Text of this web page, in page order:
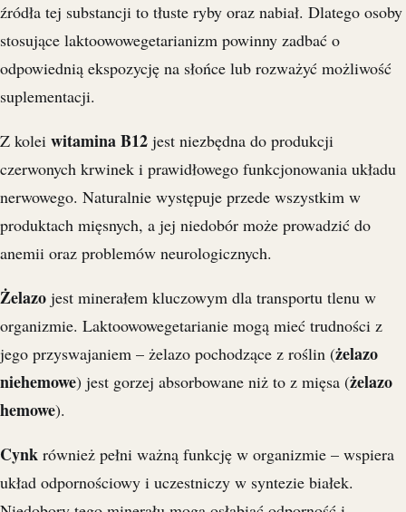
źródła tej substancji to tłuste ryby oraz nabiał. Dlatego osoby
stosujące laktoowowegetarianizm powinny zadbać o
odpowiednią ekspozycję na słońce lub rozważyć możliwość
suplementacji.
Z kolei witamina B12 jest niezbędna do produkcji
czerwonych krwinek i prawidłowego funkcjonowania układu
nerwowego. Naturalnie występuje przede wszystkim w
produktach mięsnych, a jej niedobór może prowadzić do
anemii oraz problemów neurologicznych.
Żelazo jest minerałem kluczowym dla transportu tlenu w
organizmie. Laktoowowegetarianie mogą mieć trudności z
jego przyswajaniem – żelazo pochodzące z roślin (żelazo
niehemowe) jest gorzej absorbowane niż to z mięsa (żelazo
hemowe).
Cynk również pełni ważną funkcję w organizmie – wspiera
układ odpornościowy i uczestniczy w syntezie białek.